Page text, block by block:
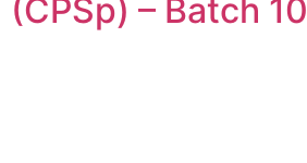
(CPSp) – Batch 10